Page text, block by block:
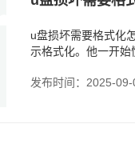
u盘损坏需要格式化
示格式化。他一开始
发布时间：2025-09-